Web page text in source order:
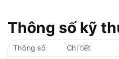
Thông số kỹ
Thông số
Chi tiết